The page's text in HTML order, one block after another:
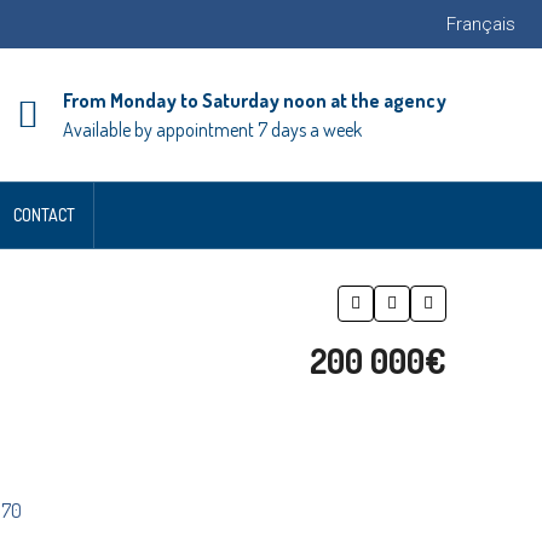
Français
From Monday to Saturday noon at the agency
Available by appointment 7 days a week
CONTACT
200 000€